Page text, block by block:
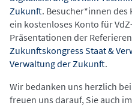
Zukunft. Besucher*innen des
ein kostenloses Konto für
Präsentationen der
Zukunftskongress Staat &
Verwaltung der Zukunft.
Wir bedanken uns herzlich
freuen uns darauf, Sie auch